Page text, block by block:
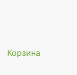
Корзина